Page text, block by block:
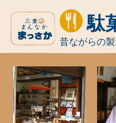
駄
昔ながらの